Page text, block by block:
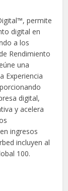
permite
digital en
a los
Rendimiento
una
Experiencia
digital,
y acelera
ingresos
incluyen al
100.